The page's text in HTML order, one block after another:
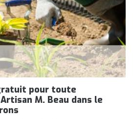
pour toute
M. Beau dans le